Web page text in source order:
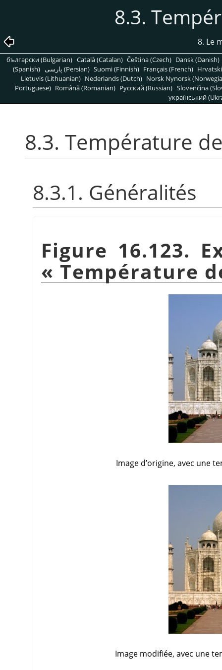
8.3.
8. Le
български (Bulgarian) Català (Catalan) Čeština (Czech) Dansk (Danish)
(Spanish)
پارسی (Persian) Suomi (Finnish) Français (French)
Lietuvis (Lithuanian) Nederlands (Dutch) Norsk Nynorsk
Portuguese) Română (Romanian) Pусский (Russian) Slovenčina
український
8.3. Température
8.3.1. Généralités
Figure 16.123.
« Température
Image d’origine, avec une
Image modifiée, avec une